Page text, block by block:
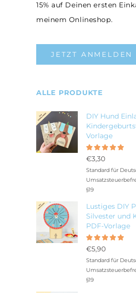
15% auf Deinen ersten
meinem Onlineshop.
JETZT ANMELDEN
ALLE PRODUKTE
DIY Hund
Vorlage
mit5.00
von 5
€3,30
Standard für
§19
Lustiges DIY
Silvester und
PDF-Vorlage
mit5.00
von 5
€5,90
Standard für
§19